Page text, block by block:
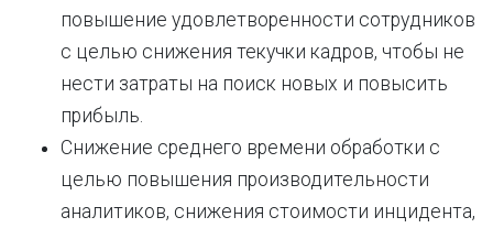
повышение удовлетворенности сотрудников
с целью снижения текучки кадров, чтобы не
нести затраты на поиск новых и повысить
прибыль.
Снижение среднего времени обработки с
целью повышения производительности
аналитиков, снижения стоимости инцидента,